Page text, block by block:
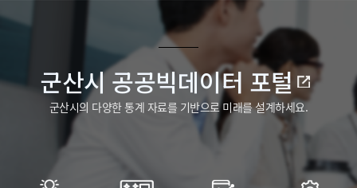
군산시 공공빅데이터 포털
군산시의 다양한 통계 자료를 기반으로 미래를 설계하세요.